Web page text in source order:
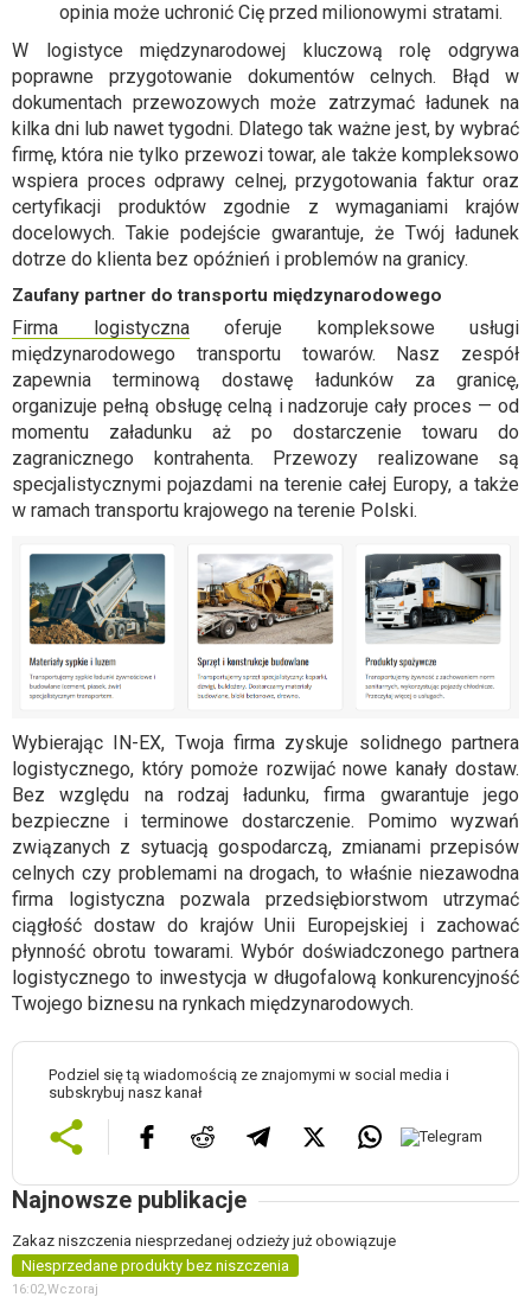
opinia może uchronić Cię przed milionowymi stratami.
W logistyce międzynarodowej kluczową rolę odgrywa
poprawne przygotowanie dokumentów celnych. Błąd w
dokumentach przewozowych może zatrzymać ładunek na
kilka dni lub nawet tygodni. Dlatego tak ważne jest, by wybrać
firmę, która nie tylko przewozi towar, ale także kompleksowo
wspiera proces odprawy celnej, przygotowania faktur oraz
certyfikacji produktów zgodnie z wymaganiami krajów
docelowych. Takie podejście gwarantuje, że Twój ładunek
dotrze do klienta bez opóźnień i problemów na granicy.
Zaufany partner do transportu międzynarodowego
Firma logistycznaoferuje kompleksowe usługi
międzynarodowego transportu towarów. Nasz zespół
zapewnia terminową dostawę ładunków za granicę,
organizuje pełną obsługę celną i nadzoruje cały proces — od
momentu załadunku aż po dostarczenie towaru do
zagranicznego kontrahenta. Przewozy realizowane są
specjalistycznymi pojazdami na terenie całej Europy, a także
w ramach transportu krajowego na terenie Polski.
Wybierając IN-EX, Twoja firma zyskuje solidnego partnera
logistycznego, który pomoże rozwijać nowe kanały dostaw.
Bez względu na rodzaj ładunku, firma gwarantuje jego
bezpieczne i terminowe dostarczenie. Pomimo wyzwań
związanych z sytuacją gospodarczą, zmianami przepisów
celnych czy problemami na drogach, to właśnie niezawodna
firma logistyczna pozwala przedsiębiorstwom utrzymać
ciągłość dostaw do krajów Unii Europejskiej i zachować
płynność obrotu towarami. Wybór doświadczonego partnera
logistycznego to inwestycja w długofalową konkurencyjność
Twojego biznesu na rynkach międzynarodowych.
Podziel się tą wiadomością ze znajomymi w social media i
subskrybuj nasz kanał
Najnowsze publikacje
Zakaz niszczenia niesprzedanej odzieży już obowiązuje
Niesprzedane produkty bez niszczenia
16:02,Wczoraj